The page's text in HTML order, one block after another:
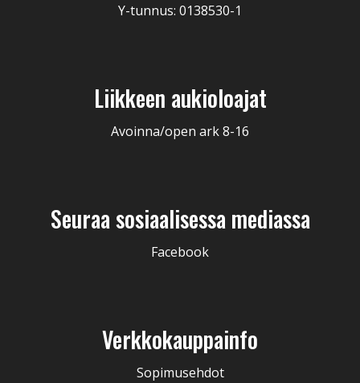
Y-tunnus: 0138530-1
Liikkeen aukioloajat
Avoinna/open ark 8-16
Seuraa sosiaalisessa mediassa
Facebook
Verkkokauppainfo
Sopimusehdot